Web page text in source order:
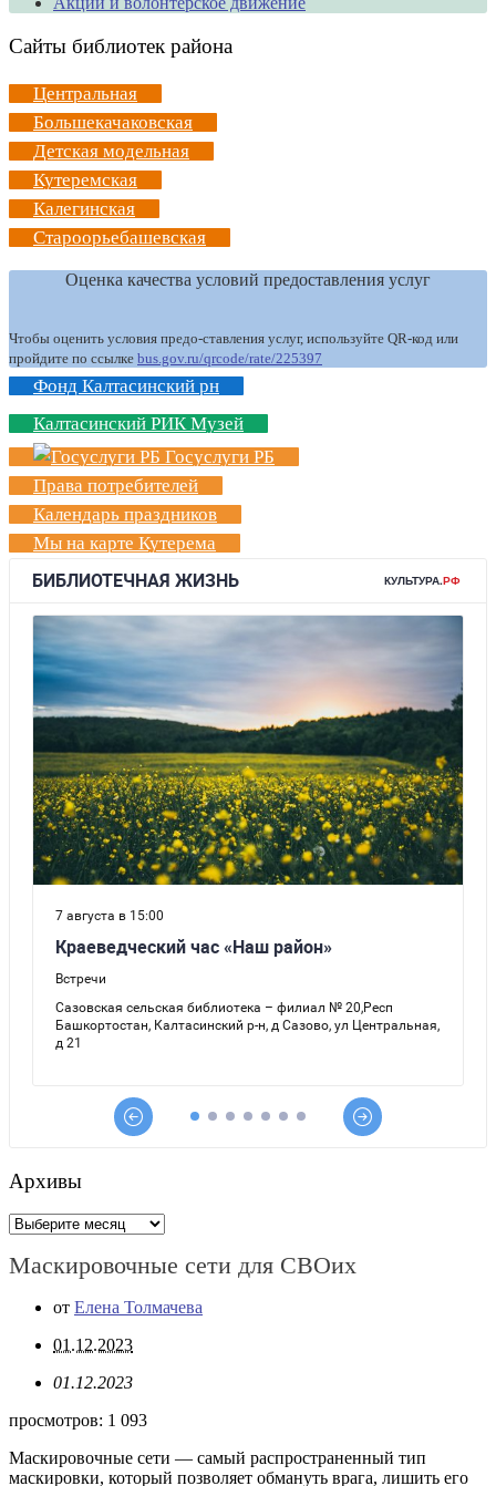
Сайты библиотек района
Центральная
Большекачаковская
Детская модельная
Кутеремская
Калегинская
Староорьебашевская
Оценка качества условий предоставления услуг
Чтобы оценить условия предо-ставления услуг, используйте QR-код или
пройдите по ссылке bus.gov.ru/qrcode/rate/225397
Фонд Калтасинский рн
Калтасинский РИК Музей
Госуслуги РБ
Права потребителей
Календарь праздников
Мы на карте Кутерема
Архивы
Архивы
Маскировочные сети для СВОих
от Елена Толмачева
01.12.2023
01.12.2023
просмотров: 1 093
Маскировочные сети — самый распространенный тип
маскировки, который позволяет обмануть врага, лишить его